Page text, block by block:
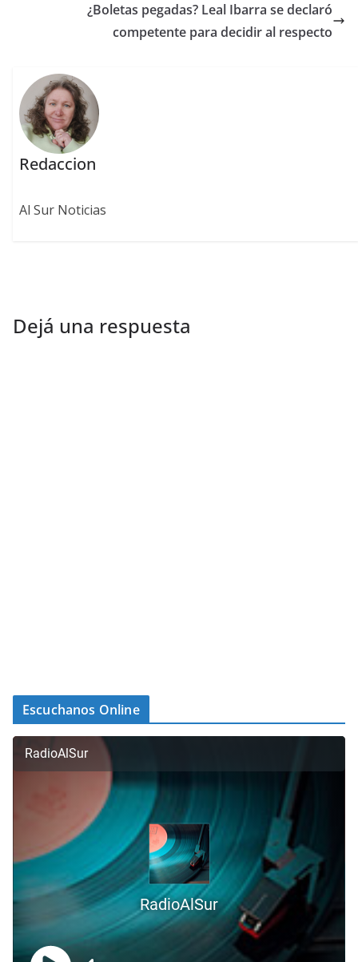
¿Boletas pegadas? Leal Ibarra se declaró
competente para decidir al respecto
Redaccion
Al Sur Noticias
Dejá una respuesta
Escuchanos Online